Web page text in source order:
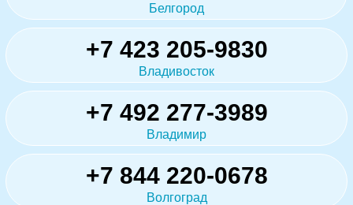
Белгород
+7 423 205-9830
Владивосток
+7 492 277-3989
Владимир
+7 844 220-0678
Волгоград